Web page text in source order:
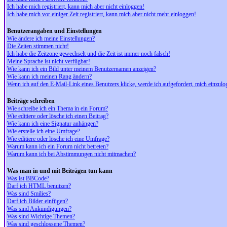
Ich habe mich registriert, kann mich aber nicht einloggen!
Ich habe mich vor einiger Zeit registriert, kann mich aber nicht mehr einloggen!
Benutzerangaben und Einstellungen
Wie ändere ich meine Einstellungen?
Die Zeiten stimmen nicht!
Ich habe die Zeitzone gewechselt und die Zeit ist immer noch falsch!
Meine Sprache ist nicht verfügbar!
Wie kann ich ein Bild unter meinem Benutzernamen anzeigen?
Wie kann ich meinen Rang ändern?
Wenn ich auf den E-Mail-Link eines Benutzers klicke, werde ich aufgefordert, mich
Beiträge schreiben
Wie schreibe ich ein Thema in ein Forum?
Wie editiere oder lösche ich einen Beitrag?
Wie kann ich eine Signatur anhängen?
Wie erstelle ich eine Umfrage?
Wie editiere oder lösche ich eine Umfrage?
Warum kann ich ein Forum nicht betreten?
Warum kann ich bei Abstimmungen nicht mitmachen?
Was man in und mit Beiträgen tun kann
Was ist BBCode?
Darf ich HTML benutzen?
Was sind Smilies?
Darf ich Bilder einfügen?
Was sind Ankündigungen?
Was sind Wichtige Themen?
Was sind geschlossene Themen?